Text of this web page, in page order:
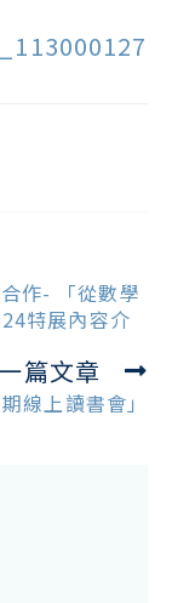
作- 「從數學
特展內容介
篇文章
線上讀書會」